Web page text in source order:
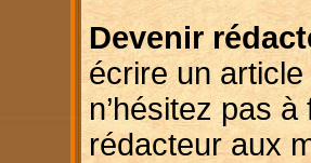
Devenir
écrire un
n’hésitez pas
rédacteur aux